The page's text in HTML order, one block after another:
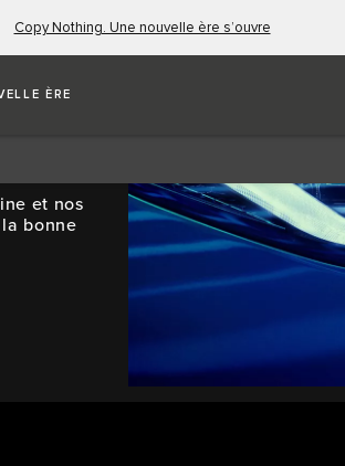
Copy Nothing. Une nouvelle ère s’ouvre
ÈRE
et nos
bonne